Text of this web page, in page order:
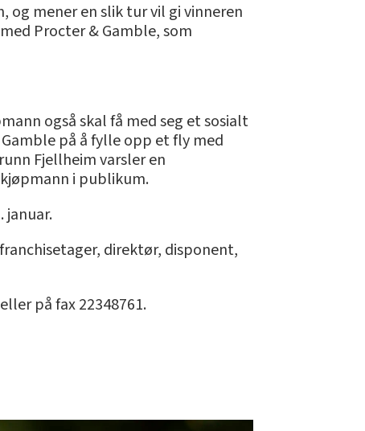
og mener en slik tur vil gi vinneren
Procter & Gamble, som
også skal få med seg et sosialt
på å fylle opp et fly med
Fjellheim varsler en
i publikum.
januar.
direktør, disponent,
på fax 22348761.